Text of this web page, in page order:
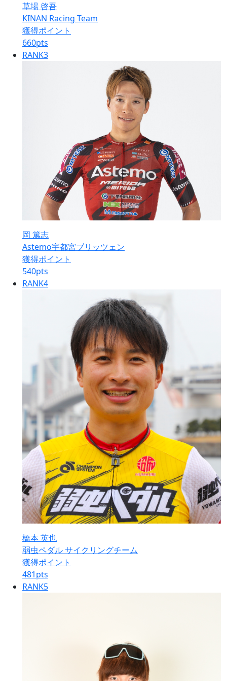
草場 啓吾
KINAN Racing Team
獲得ポイント
660pts
RANK3
岡 篤志
Astemo宇都宮ブリッツェン
獲得ポイント
540pts
RANK4
橋本 英也
弱虫ペダル サイクリングチーム
獲得ポイント
481pts
RANK5